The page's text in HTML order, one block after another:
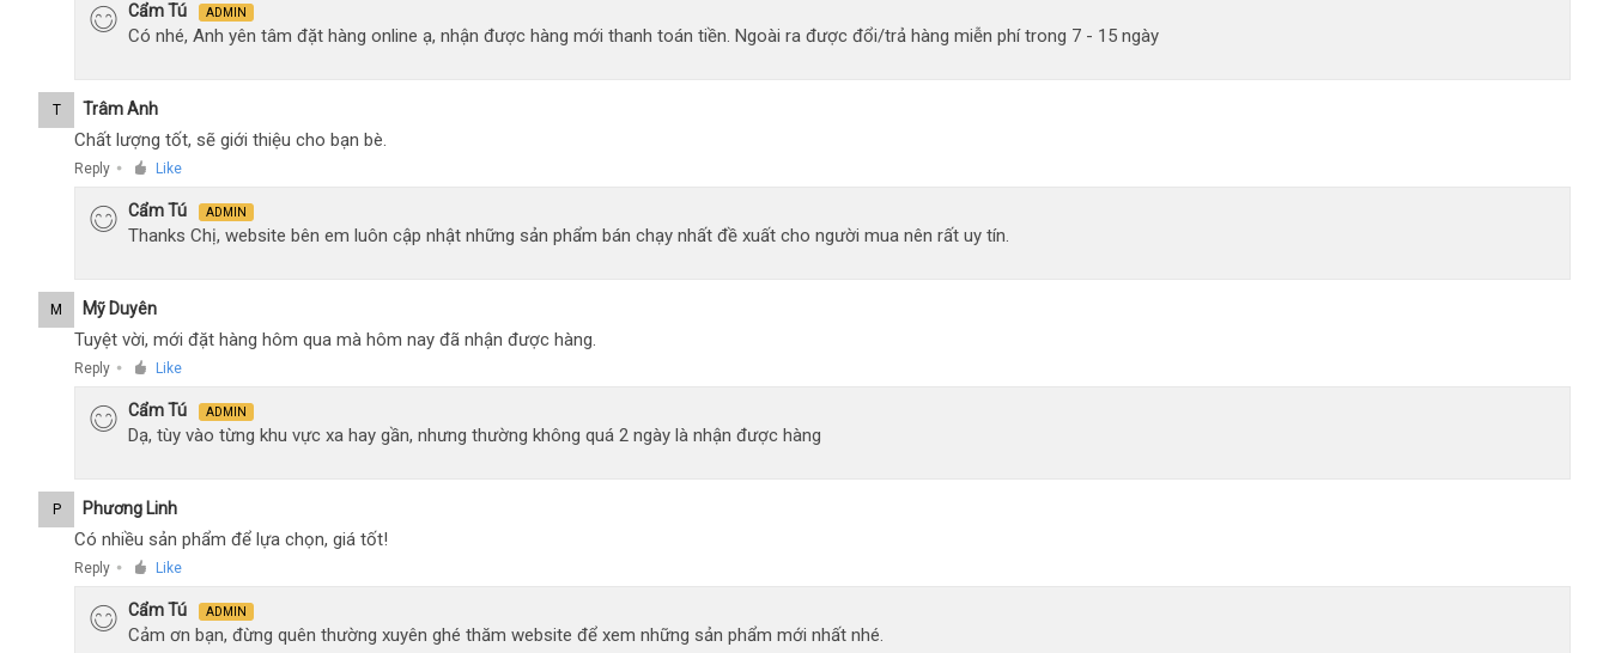
Cẩm Tú ADMIN
Có nhé, Anh yên tâm đặt hàng online ạ, nhận được hàng mới thanh toán tiền. Ngoài ra được đổi/trả hàng miễn phí trong 7 - 15 ngày
T Trâm Anh
Chất lượng tốt, sẽ giới thiệu cho bạn bè.
Reply ● Like
Cẩm Tú ADMIN
Thanks Chị, website bên em luôn cập nhật những sản phẩm bán chạy nhất đề xuất cho người mua nên rất uy tín.
M Mỹ Duyên
Tuyệt vời, mới đặt hàng hôm qua mà hôm nay đã nhận được hàng.
Reply ● Like
Cẩm Tú ADMIN
Dạ, tùy vào từng khu vực xa hay gần, nhưng thường không quá 2 ngày là nhận được hàng
P Phương Linh
Có nhiều sản phẩm để lựa chọn, giá tốt!
Reply ● Like
Cẩm Tú ADMIN
Cảm ơn bạn, đừng quên thường xuyên ghé thăm website để xem những sản phẩm mới nhất nhé.